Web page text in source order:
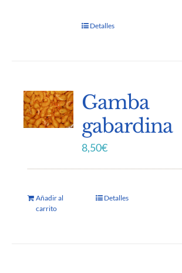
Detalles
Gamba
gabardina
8,50€
Añadir al
carrito
Detalles